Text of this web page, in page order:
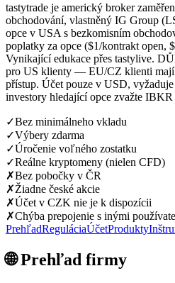
tastytrade je americký broker
obchodování, vlastněný IG Group
opce v USA s bezkomisním
poplatky za opce ($1/kontrakt open,
Vynikající edukace přes tastylive.
pro US klienty — EU/CZ klienti mají
přístup. Účet pouze v USD,
investory hledající opce zvažte IBKR
✓Bez minimálneho vkladu
✓Výbery zdarma
✓Úročenie voľného zostatku
✓Reálne kryptomeny (nielen CFD)
✗Bez pobočky v ČR
✗Žiadne české akcie
✗Účet v CZK nie je k dispozícii
✗Chýba prepojenie s inými
PrehľadReguláciaÚčetProdukty
🌐 Prehľad firmy